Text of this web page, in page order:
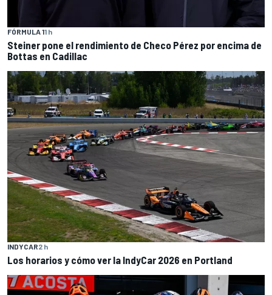
FÓRMULA 11 h
Steiner pone el rendimiento de Checo Pérez por encima de
Bottas en Cadillac
INDYCAR2 h
Los horarios y cómo ver la IndyCar 2026 en Portland